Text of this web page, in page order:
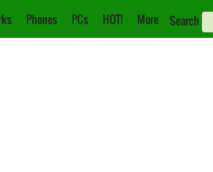
Phones PCs HOT! More Search